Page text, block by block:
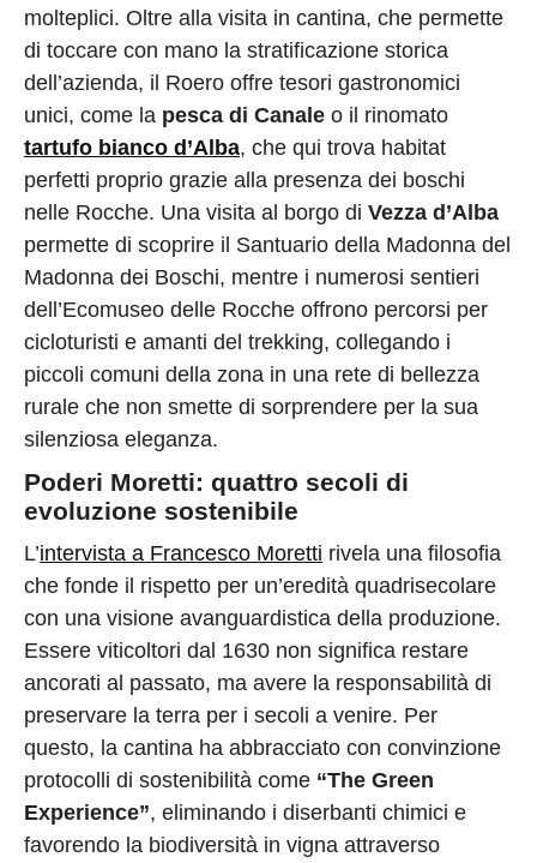
molteplici. Oltre alla visita in cantina, che permette
di toccare con mano la stratificazione storica
dell’azienda, il Roero offre tesori gastronomici
unici, come la pesca di Canale o il rinomato
tartufo bianco d’Alba, che qui trova habitat
perfetti proprio grazie alla presenza dei boschi
nelle Rocche. Una visita al borgo di Vezza d’Alba
permette di scoprire il Santuario della Madonna del
Madonna dei Boschi, mentre i numerosi sentieri
dell’Ecomuseo delle Rocche offrono percorsi per
cicloturisti e amanti del trekking, collegando i
piccoli comuni della zona in una rete di bellezza
rurale che non smette di sorprendere per la sua
silenziosa eleganza.
Poderi Moretti: quattro secoli di
evoluzione sostenibile
L’intervista a Francesco Moretti rivela una filosofia
che fonde il rispetto per un’eredità quadrisecolare
con una visione avanguardistica della produzione.
Essere viticoltori dal 1630 non significa restare
ancorati al passato, ma avere la responsabilità di
preservare la terra per i secoli a venire. Per
questo, la cantina ha abbracciato con convinzione
protocolli di sostenibilità come “The Green
Experience”, eliminando i diserbanti chimici e
favorendo la biodiversità in vigna attraverso